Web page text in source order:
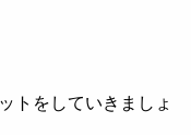
トをしていきましょ